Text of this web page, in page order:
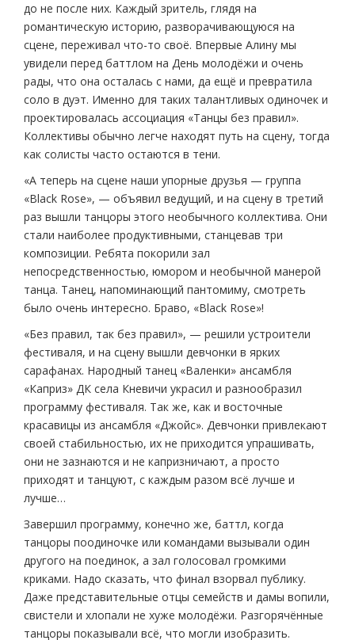
до не после них. Каждый зритель, глядя на
романтическую историю, разворачивающуюся на
сцене, переживал что-то своё. Впервые Алину мы
увидели перед баттлом на День молодёжи и очень
рады, что она осталась с нами, да ещё и превратила
соло в дуэт. Именно для таких талантливых одиночек и
проектировалась ассоциация «Танцы без правил».
Коллективы обычно легче находят путь на сцену, тогда
как солисты часто остаются в тени.
«А теперь на сцене наши упорные друзья — группа
«Black Rose», — объявил ведущий, и на сцену в третий
раз вышли танцоры этого необычного коллектива. Они
стали наиболее продуктивными, станцевав три
композиции. Ребята покорили зал
непосредственностью, юмором и необычной манерой
танца. Танец, напоминающий пантомиму, смотреть
было очень интересно. Браво, «Black Rose»!
«Без правил, так без правил», — решили устроители
фестиваля, и на сцену вышли девчонки в ярких
сарафанах. Народный танец «Валенки» ансамбля
«Каприз» ДК села Кневичи украсил и разнообразил
программу фестиваля. Так же, как и восточные
красавицы из ансамбля «Джойс». Девчонки привлекают
своей стабильностью, их не приходится упрашивать,
они не зазнаются и не капризничают, а просто
приходят и танцуют, с каждым разом всё лучше и
лучше…
Завершил программу, конечно же, баттл, когда
танцоры поодиночке или командами вызывали один
другого на поединок, а зал голосовал громкими
криками. Надо сказать, что финал взорвал публику.
Даже представительные отцы семейств и дамы вопили,
свистели и хлопали не хуже молодёжи. Разгорячённые
танцоры показывали всё, что могли изобразить.